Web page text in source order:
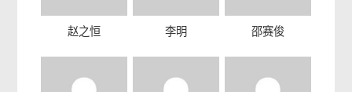
赵之恒 李明 邵赛俊